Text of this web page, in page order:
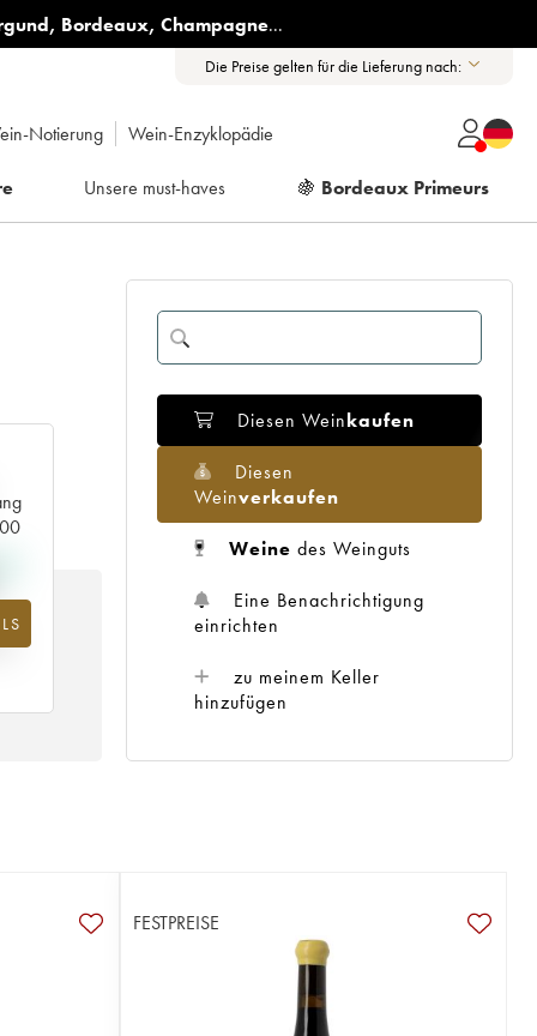
, Bordeaux, Champagne...
Die Preise gelten für die Lieferung nach:
Notierung Wein-Enzyklopädie
Unsere must-haves 🍇 Bordeaux Primeurs
Diesen Weinkaufen
Diesen
Weinverkaufen
Weine des Weinguts
Eine Benachrichtigung
einrichten
zu meinem Keller
hinzufügen
FESTPREISE